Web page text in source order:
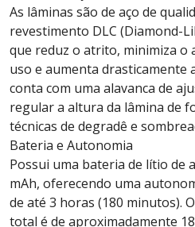
As lâminas são de aço de
revestimento DLC (Diamond-
que reduz o atrito, minimiza o
uso e aumenta drasticamente
conta com uma alavanca de
regular a altura da lâmina de
técnicas de degradê e
Bateria e Autonomia
Possui uma bateria de lítio de
mAh, oferecendo uma
de até 3 horas (180 minutos).
total é de aproximadamente